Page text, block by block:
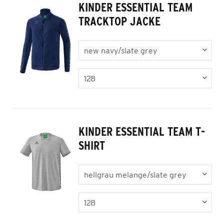
KINDER ESSENTIAL TEAM
TRACKTOP JACKE
KINDER ESSENTIAL TEAM T-
SHIRT